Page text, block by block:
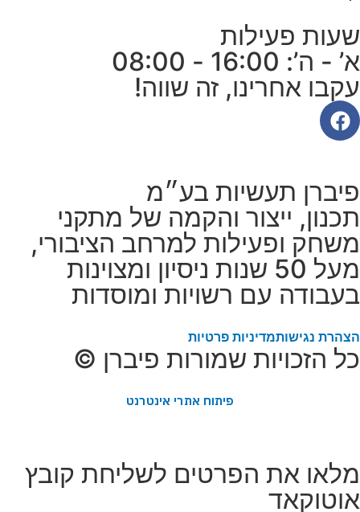
שעות פעילות
א’ - ה’: 16:00 - 08:00
עקבו אחרינו, זה שווה!
פיברן תעשיות בע״מ
תכנון, ייצור והקמה של מתקני
משחק ופעילות למרחב הציבורי,
מעל 50 שנות ניסיון ומצוינות
בעבודה עם רשויות ומוסדות
הצהרת נגישותמדיניות פרטיות
כל הזכויות שמורות פיברן ©
פיתוח אתרי אינטרנט
מלאו את הפרטים לשליחת קובץ
אוטוקאד